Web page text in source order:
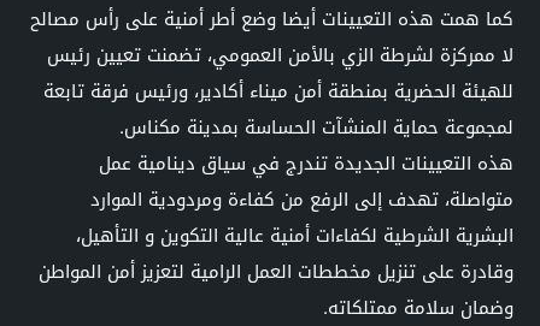
كما همت هذه التعيينات أيضا وضع أطر أمنية على رأس مصالح
لا ممركزة لشرطة الزي بالأمن العمومي، تضمنت تعيين رئيس
للهيئة الحضرية بمنطقة أمن ميناء أكادير، ورئيس فرقة تابعة
لمجموعة حماية المنشآت الحساسة بمدينة مكناس.
هذه التعيينات الجديدة تندرج في سياق دينامية عمل
متواصلة، تهدف إلى الرفع من كفاءة ومردودية الموارد
البشرية الشرطية لكفاءات أمنية عالية التكوين و التأهيل،
وقادرة على تنزيل مخططات العمل الرامية لتعزيز أمن المواطن
وضمان سلامة ممتلكاته.